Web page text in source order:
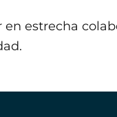
estrecha